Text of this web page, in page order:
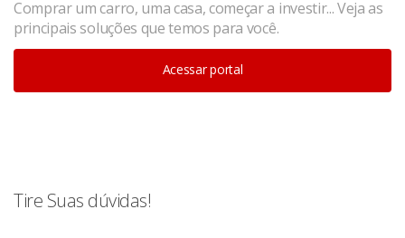
Comprar um carro, uma casa, começar a investir... Veja as
principais soluções que temos para você.
Acessar portal
Tire Suas dúvidas!